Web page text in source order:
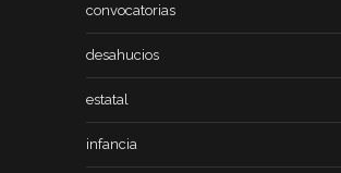
convocatorias
desahucios
estatal
infancia